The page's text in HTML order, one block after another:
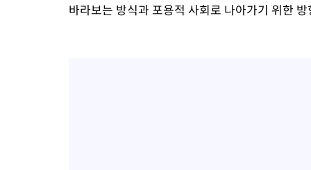
바라보는 방식과 포용적 사회로 나아가기 위한